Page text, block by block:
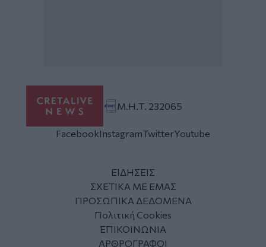
Μ.Η.Τ. 232065
FacebookInstagramTwitterYoutube
ΕΙΔΗΣΕΙΣ
ΣΧΕΤΙΚΑ ΜΕ ΕΜΑΣ
ΠΡΟΣΩΠΙΚΑ ΔΕΔΟΜΕΝΑ
Πολιτική Cookies
ΕΠΙΚΟΙΝΩΝΙΑ
ΑΡΘΡΟΓΡΑΦΟΙ